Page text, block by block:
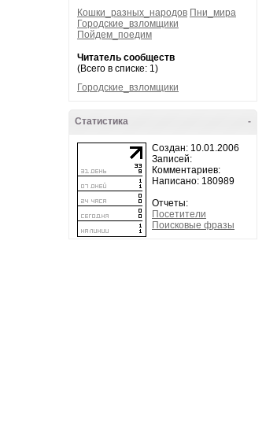
Кошки_разных_народов Пни_мира
Городские_взломщики
Пойдем_поедим
Читатель сообществ
(Всего в списке: 1)
Городские_взломщики
-
Статистика
Создан: 10.01.2006
Записей:
Комментариев:
Написано: 180989
Отчеты:
Посетители
Поисковые фразы